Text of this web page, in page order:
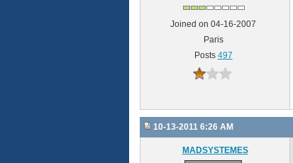
Joined on 04-16-2007
Paris
Posts 497
10-13-2011 6:26 AM
MADSYSTEMES